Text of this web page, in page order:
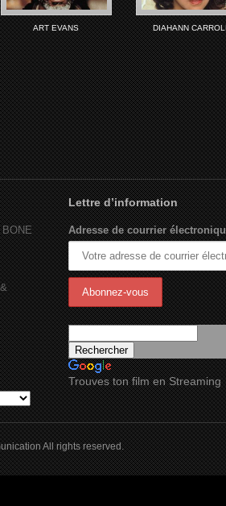
ART EVANS DIAHANN
BONE
Lettre d’information
Adresse de courrier
Trouves ton film en Streaming
All rights reserved.